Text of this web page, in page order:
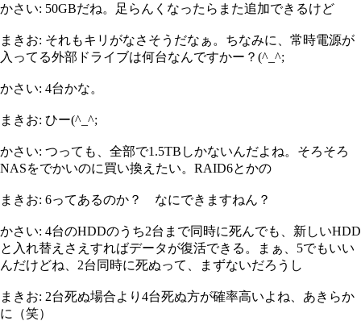
かさい: 50GBだね。足らんくなったらまた追加できるけど
まきお: それもキリがなさそうだなぁ。ちなみに、常時電源が
入ってる外部ドライブは何台なんですかー？(^_^;
かさい: 4台かな。
まきお: ひー(^_^;
かさい: つっても、全部で1.5TBしかないんだよね。そろそろ
NASをでかいのに買い換えたい。RAID6とかの
まきお: 6ってあるのか？ なにできますねん？
かさい: 4台のHDDのうち2台まで同時に死んでも、新しいHDD
と入れ替えさえすればデータが復活できる。まぁ、5でもいい
んだけどね、2台同時に死ぬって、まずないだろうし
まきお: 2台死ぬ場合より4台死ぬ方が確率高いよね、あきらか
に（笑）